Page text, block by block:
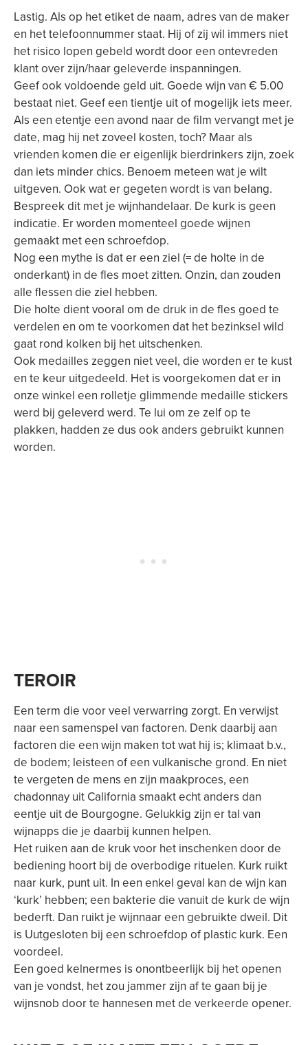
Lastig. Als op het etiket de naam, adres van de maker
en het telefoonnummer staat. Hij of zij wil immers niet
het risico lopen gebeld wordt door een ontevreden
klant over zijn/haar geleverde inspanningen.
Geef ook voldoende geld uit. Goede wijn van € 5.00
bestaat niet. Geef een tientje uit of mogelijk iets meer.
Als een etentje een avond naar de film vervangt met je
date, mag hij net zoveel kosten, toch? Maar als
vrienden komen die er eigenlijk bierdrinkers zijn, zoek
dan iets minder chics. Benoem meteen wat je wilt
uitgeven. Ook wat er gegeten wordt is van belang.
Bespreek dit met je wijnhandelaar. De kurk is geen
indicatie. Er worden momenteel goede wijnen
gemaakt met een schroefdop.
Nog een mythe is dat er een ziel (= de holte in de
onderkant) in de fles moet zitten. Onzin, dan zouden
alle flessen die ziel hebben.
Die holte dient vooral om de druk in de fles goed te
verdelen en om te voorkomen dat het bezinksel wild
gaat rond kolken bij het uitschenken.
Ook medailles zeggen niet veel, die worden er te kust
en te keur uitgedeeld. Het is voorgekomen dat er in
onze winkel een rolletje glimmende medaille stickers
werd bij geleverd werd. Te lui om ze zelf op te
plakken, hadden ze dus ook anders gebruikt kunnen
worden.
TEROIR
Een term die voor veel verwarring zorgt. En verwijst
naar een samenspel van factoren. Denk daarbij aan
factoren die een wijn maken tot wat hij is; klimaat b.v.,
de bodem; leisteen of een vulkanische grond. En niet
te vergeten de mens en zijn maakproces, een
chadonnay uit California smaakt echt anders dan
eentje uit de Bourgogne. Gelukkig zijn er tal van
wijnapps die je daarbij kunnen helpen.
Het ruiken aan de kruk voor het inschenken door de
bediening hoort bij de overbodige rituelen. Kurk ruikt
naar kurk, punt uit. In een enkel geval kan de wijn kan
‘kurk’ hebben; een bakterie die vanuit de kurk de wijn
bederft. Dan ruikt je wijnnaar een gebruikte dweil. Dit
is Uutgesloten bij een schroefdop of plastic kurk. Een
voordeel.
Een goed kelnermes is onontbeerlijk bij het openen
van je vondst, het zou jammer zijn af te gaan bij je
wijnsnob door te hannesen met de verkeerde opener.